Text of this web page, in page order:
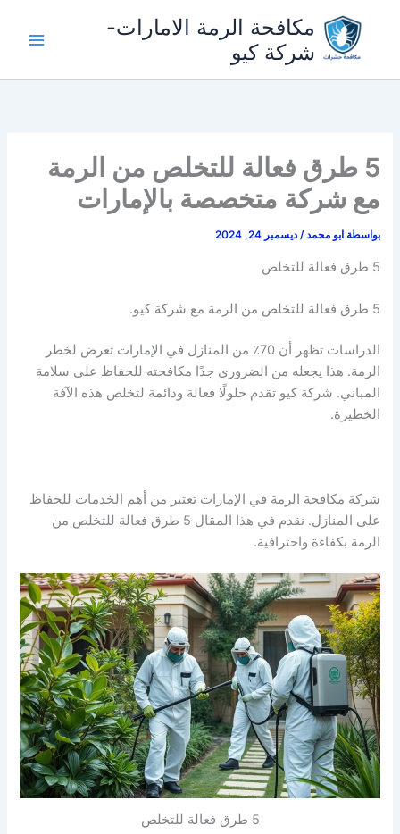
المحتوى
مكافحة الرمة الامارات-
شركة كيو
5 طرق فعالة للتخلص من الرمة
مع شركة متخصصة بالإمارات
بواسطة ابو محمد/ديسمبر 24, 2024
5 طرق فعالة للتخلص
5 طرق فعالة للتخلص من الرمة مع شركة كيو.
الدراسات تظهر أن 70٪ من المنازل في الإمارات تعرض لخطر
الرمة. هذا يجعله من الضروري جدًا مكافحته للحفاظ على سلامة
المباني. شركة كيو تقدم حلولًا فعالة ودائمة لتخلص هذه الآفة
الخطيرة.
شركة مكافحة الرمة في الإمارات تعتبر من أهم الخدمات للحفاظ
على المنازل. نقدم في هذا المقال 5 طرق فعالة للتخلص من
الرمة بكفاءة واحترافية.
5 طرق فعالة للتخلص